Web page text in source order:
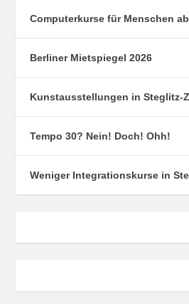
Computerkurse für Menschen
Berliner Mietspiegel 2026
Kunstausstellungen in Steglitz-
Tempo 30? Nein! Doch! Ohh!
Weniger Integrationskurse in